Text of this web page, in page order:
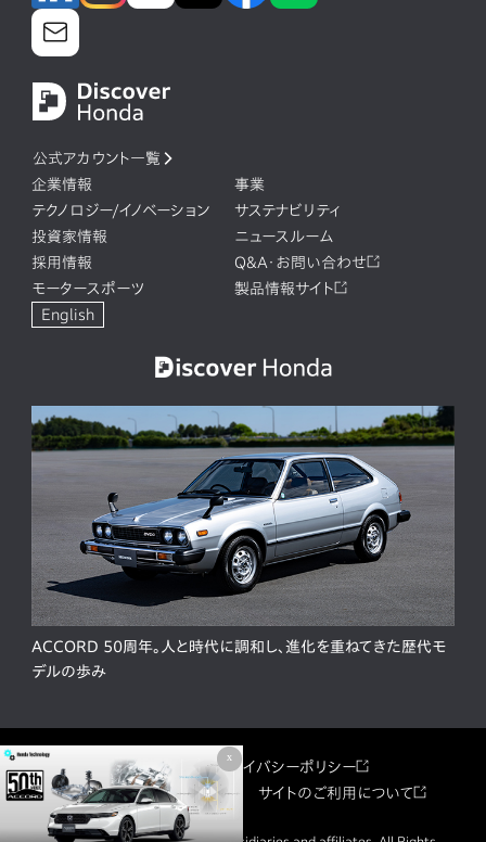
x
公式アカウント一覧
企業情報
事業
テクノロジー/イノベーション
サステナビリティ
投資家情報
ニュースルーム
採用情報
Q&A・お問い合わせ
モータースポーツ
製品情報サイト
English
ACCORD 50周年。人と時代に調和し、進化を重ねてきた歴代モ
デルの歩み
サイトマップ
プライバシーポリシー
ソーシャルメディア利用規約
サイトのご利用について